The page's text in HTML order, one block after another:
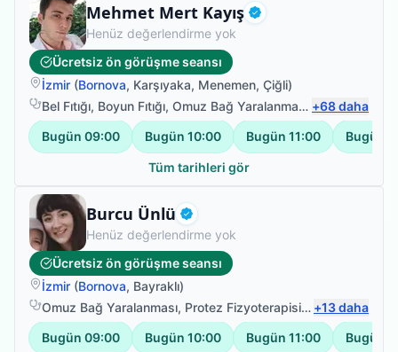
Mehmet Mert Kayış Doğrulanmış
Fizyoterapist
Henüz değerlendirme yok
Ücretsiz ön görüşme seansı
İzmir (Bornova, Karşıyaka, Menemen, Çiğli)
Bel Fıtığı, Boyun Fıtığı, Omuz Bağ Yaralanması ,Protez
+68daha
Bugün 09:00 Bugün 10:00 Bugün 11:00 Bugün
Tüm tarihleri gör
Burcu Ünlü Doğrulanmış
Fizyoterapist
Henüz değerlendirme yok
Ücretsiz ön görüşme seansı
İzmir (Bornova, Bayraklı)
Omuz Bağ Yaralanması, Protez Fizyoterapisi,Bel Ağrısı,
+13daha
Bugün 09:00 Bugün 10:00 Bugün 11:00 Bugün